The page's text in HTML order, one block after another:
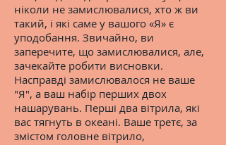
ніколи не замислювалися, хто ж ви
такий, і які саме у вашого «Я» є
уподобання. Звичайно, ви
заперечите, що замислювалися, але,
зачекайте робити висновки.
Насправді замислювалося не ваше
"Я", а ваш набір перших двох
нашарувань. Перші два вітрила, які
вас тягнуть в океані. Ваше третє, за
змістом головне вітрило,